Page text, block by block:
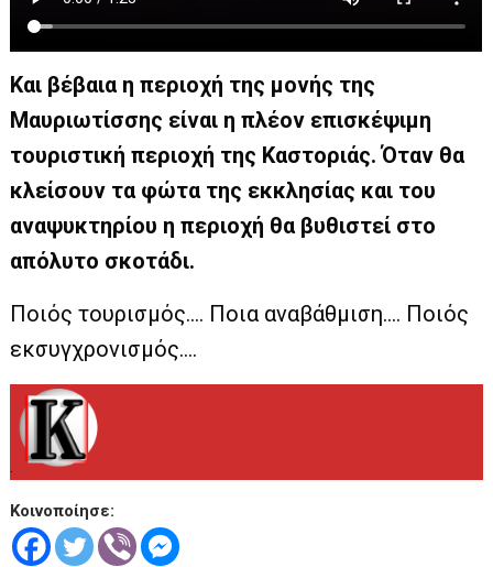
Και βέβαια η περιοχή της μονής της
Μαυριωτίσσης είναι η πλέον επισκέψιμη
τουριστική περιοχή της Καστοριάς. Όταν θα
κλείσουν τα φώτα της εκκλησίας και του
αναψυκτηρίου η περιοχή θα βυθιστεί στο
απόλυτο σκοτάδι.
Ποιός τουρισμός…. Ποια αναβάθμιση…. Ποιός
εκσυγχρονισμός….
.
Κοινοποίησε: